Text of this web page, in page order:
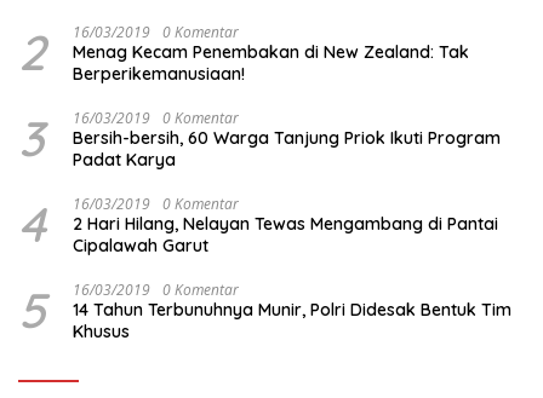
2 16/03/2019 0 Komentar
Menag Kecam Penembakan di New Zealand: Tak
Berperikemanusiaan!
3 16/03/2019 0 Komentar
Bersih-bersih, 60 Warga Tanjung Priok Ikuti Program
Padat Karya
4 16/03/2019 0 Komentar
2 Hari Hilang, Nelayan Tewas Mengambang di Pantai
Cipalawah Garut
5 16/03/2019 0 Komentar
14 Tahun Terbunuhnya Munir, Polri Didesak Bentuk Tim
Khusus